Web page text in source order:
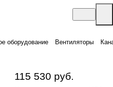
оборудование Вентиляторы
115 530 руб.